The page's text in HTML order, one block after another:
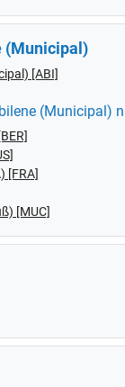
(Municipal)
[ABI]
(Municipal)
[FRA]
[MUC]